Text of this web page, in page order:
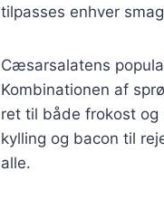
tilpasses enhver
Cæsarsalatens
Kombinationen af
ret til både frokost og
kylling og bacon til
alle.